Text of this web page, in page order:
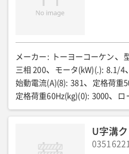
メーカー : トーヨーコーケン
三相 200
モータ(kW)(.): 8.1/4
始動電流(A)(8): 381 定格荷重
定格荷重60Hz(kg)(0): 3000 ロ
ロープ速度60Hz(m/min)(2): 12
全高
U字溝
03516221